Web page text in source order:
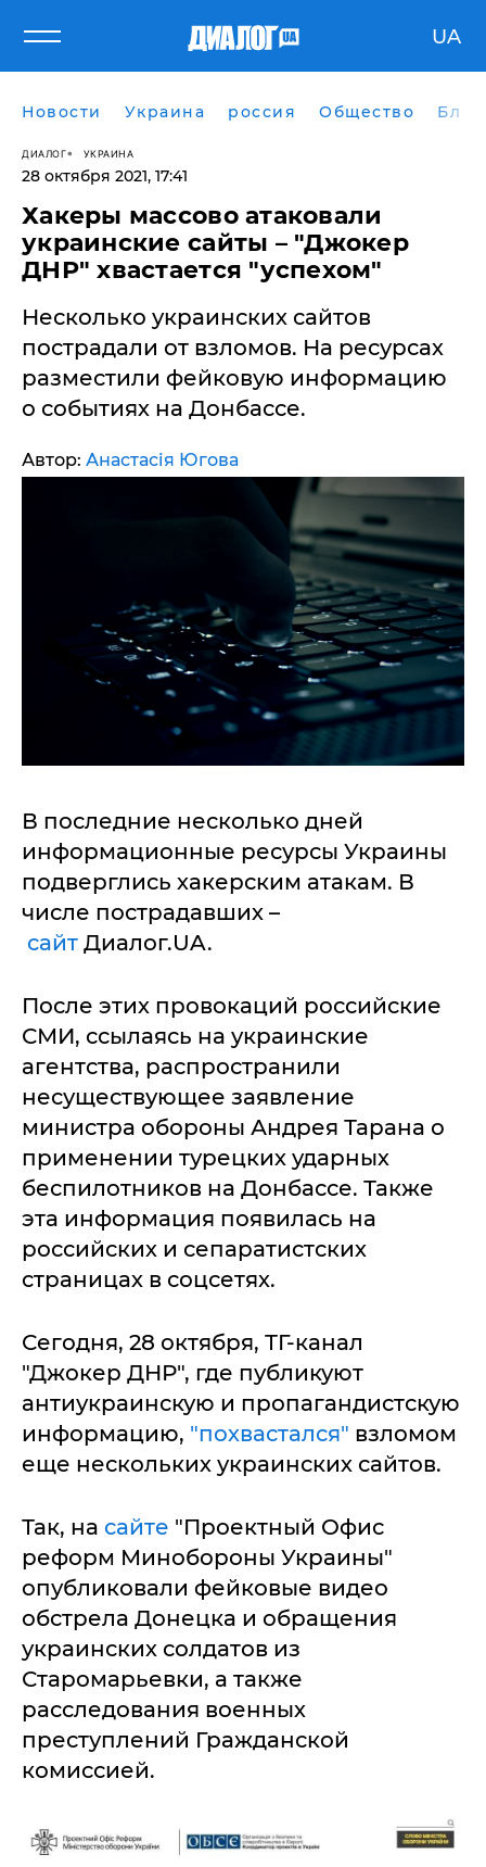
UA
Новости Украина россия Общество
ДИАЛОГ УКРАИНА
28 октября 2021, 17:41
Хакеры массово атаковали
украинские сайты – "Джокер
ДНР" хвастается "успехом"
Несколько украинских сайтов
пострадали от взломов. На ресурсах
разместили фейковую информацию
о событиях на Донбассе.
Автор: Анастасія Югова
В последние несколько дней
информационные ресурсы Украины
подверглись хакерским атакам. В
числе пострадавших –
сайт Диалог.UA.
После этих провокаций российские
СМИ, ссылаясь на украинские
агентства, распространили
несуществующее заявление
министра обороны Андрея Тарана о
применении турецких ударных
беспилотников на Донбассе. Также
эта информация появилась на
российских и сепаратистских
страницах в соцсетях.
Сегодня, 28 октября, ТГ-канал
"Джокер ДНР", где публикуют
антиукраинскую и пропагандистскую
информацию, "похвастался" взломом
еще нескольких украинских сайтов.
Так, на сайте "Проектный Офис
реформ Минобороны Украины"
опубликовали фейковые видео
обстрела Донецка и обращения
украинских солдатов из
Старомарьевки, а также
расследования военных
преступлений Гражданской
комиссией.